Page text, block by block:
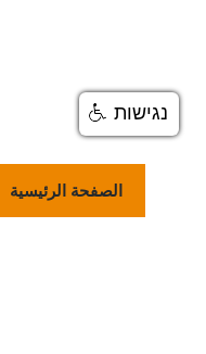
الصفحة الرئيسية
נגישות